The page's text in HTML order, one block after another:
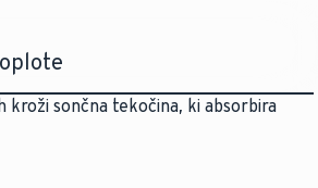
kroži sončna tekočina, ki absorbira